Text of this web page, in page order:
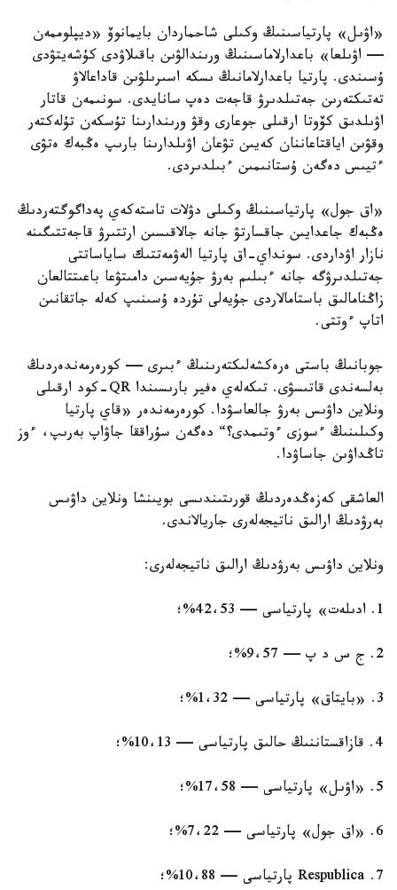
«اۋىل» پارتياسىنىڭ وكىلى شاحماردان بايمانوۆ «ديپلوممەن
— اۋىلعا» باعدارلاماسىنىڭ ورىندالۋىن باقىلاۋدى كۇشەيتۋدى
ۇسىندى. پارتيا باعدارلامانىڭ ىسكە اسىرىلۋىن قاداعالاۋ
تەتىكتەرىن جەتىلدىرۋ قاجەت دەپ سانايدى. سونىمەن قاتار
اۋىلدىق كۆوتا ارقىلى جوعارى وقۋ ورىندارىنا تۇسكەن تۇلەكتەر
وقۋىن اياقتاعاننان كەيىن تۋعان اۋىلدارىنا بارىپ ەڭبەك ەتۋى
ءتيىس دەگەن ۇستانىمىن ءبىلدىردى.
«اق جول» پارتياسىنىڭ وكىلى دۋلات تاستەكەي پەداگوگتەردىڭ
ەڭبەك جاعدايىن جاقسارتۋ جانە جالاقىسىن ارتتىرۋ قاجەتتىگىنە
نازار اۋداردى. سونداي-اق پارتيا الەۋمەتتىك ساياساتتى
جەتىلدىرۋگە جانە ءبىلىم بەرۋ جۇيەسىن دامىتۋعا باعىتتالعان
زاڭنامالىق باستامالاردى جۇيەلى تۇردە ۇسىنىپ كەلە جاتقانىن
اتاپ ءوتتى.
جوبانىڭ باستى ەرەكشەلىكتەرىنىڭ ءبىرى — كورەرمەندەردىڭ
بەلسەندى قاتىسۋى. تىكەلەي ەفير بارىسىندا QR-كود ارقىلى
ونلاين داۋىس بەرۋ جالعاسۋدا. كورەرمەندەر «قاي پارتيا
وكىلىنىڭ ءسوزى ءوتىمدى؟“ دەگەن سۇراققا جاۋاپ بەرىپ، ءوز
تاڭداۋىن جاساۋدا.
العاشقى كەزەڭدەردىڭ قورىتىندىسى بويىنشا ونلاين داۋىس
بەرۋدىڭ ارالىق ناتيجەلەرى جاريالاندى.
ونلاين داۋىس بەرۋدىڭ ارالىق ناتيجەلەرى:
1. ادىلەت» پارتياسى — 42،53%؛
2. ج س د پ — 9،57%؛
3. «بايتاق» پارتياسى — 1،32%؛
4. قازاقستاننىڭ حالىق پارتياسى — 10،13%؛
5. «اۋىل» پارتياسى — 17،58%؛
6. «اق جول» پارتياسى — 7،22%؛
7. Respublica پارتياسى — 10،88%؛